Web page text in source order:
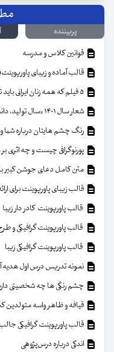
پربیننده
قوانین کلاس و مدرسه
قالب آماده و زیبای
شعار سال ۱۴۰۱ «سال تولید، دانش‌بنیان و اشتغال‌آفرین»
رنگ چشم هایتان درباره شما
پورنوگرافی چیست و چه اثری
متن کامل دعای جوشن کبیر
قالب زیبای پاورپوینت برای
قالب پاورپوینت کادر دار زیبا
قالب پاورپوینت گرافیکی و طرح
قالب پاورپوینت گرافیکی زیبا
نمونه تدریس درس اول هدیه
چشم رنگی ها چه شخصیتی
قیافه و ظاهر واسه متولدین
قالب پاورپوینت گرافیکی
اندکی درباره درس‌پژوهی